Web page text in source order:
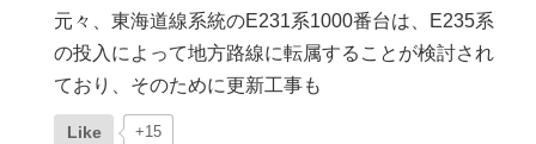
元々、東海道線系統のE231系1000番台は、E235系
の投入によって地方路線に転属することが検討され
ており、そのために更新工事も
Like +15